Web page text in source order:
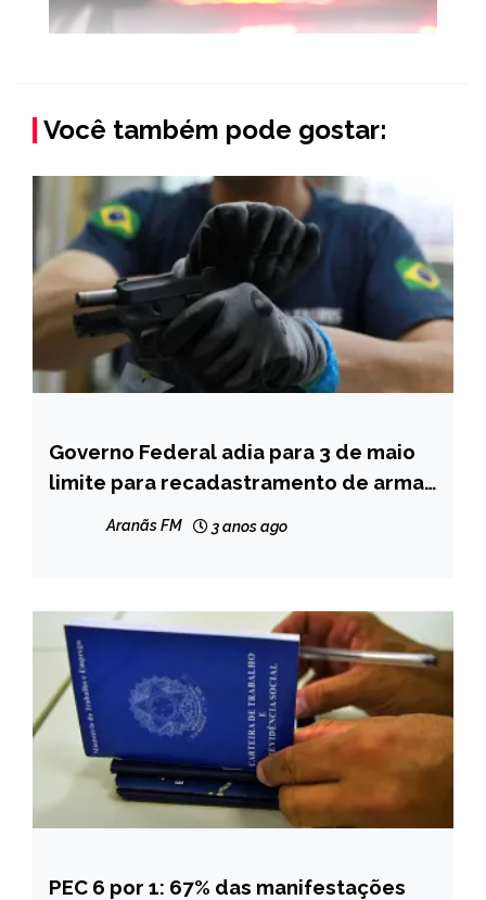
Você também pode gostar:
BRASIL
NOTÍCIAS
Governo Federal adia para 3 de maio
limite para recadastramento de armas
Aranãs FM 3 anos ago
BRASIL
PEC 6 por 1: 67% das manifestações